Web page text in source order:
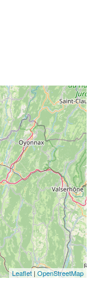
Leaflet |OpenStreetMap